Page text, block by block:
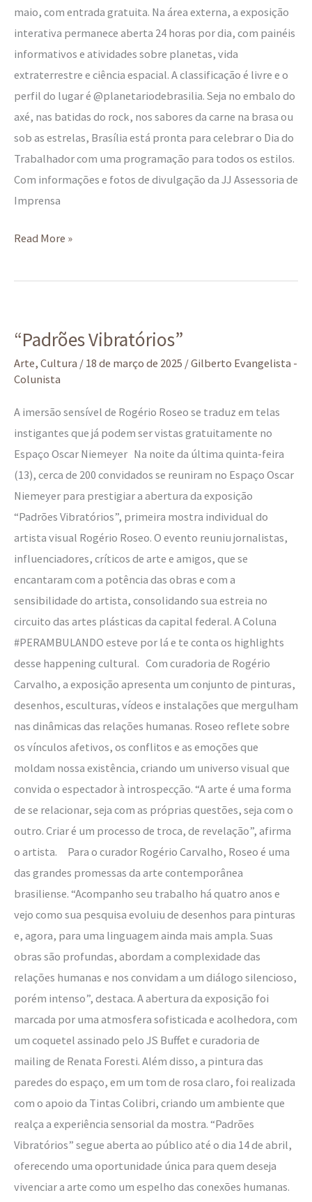
maio, com entrada gratuita. Na área externa, a exposição
interativa permanece aberta 24 horas por dia, com painéis
informativos e atividades sobre planetas, vida
extraterrestre e ciência espacial. A classificação é livre e o
perfil do lugar é @planetariodebrasilia. Seja no embalo do
axé, nas batidas do rock, nos sabores da carne na brasa ou
sob as estrelas, Brasília está pronta para celebrar o Dia do
Trabalhador com uma programação para todos os estilos.
Com informações e fotos de divulgação da JJ Assessoria de
Imprensa
Read More »
“Padrões Vibratórios”
Arte, Cultura / 18 de março de 2025 /Gilberto Evangelista -
Colunista
A imersão sensível de Rogério Roseo se traduz em telas
instigantes que já podem ser vistas gratuitamente no
Espaço Oscar Niemeyer Na noite da última quinta-feira
(13), cerca de 200 convidados se reuniram no Espaço Oscar
Niemeyer para prestigiar a abertura da exposição
“Padrões Vibratórios”, primeira mostra individual do
artista visual Rogério Roseo. O evento reuniu jornalistas,
influenciadores, críticos de arte e amigos, que se
encantaram com a potência das obras e com a
sensibilidade do artista, consolidando sua estreia no
circuito das artes plásticas da capital federal. A Coluna
#PERAMBULANDO esteve por lá e te conta os highlights
desse happening cultural. Com curadoria de Rogério
Carvalho, a exposição apresenta um conjunto de pinturas,
desenhos, esculturas, vídeos e instalações que mergulham
nas dinâmicas das relações humanas. Roseo reflete sobre
os vínculos afetivos, os conflitos e as emoções que
moldam nossa existência, criando um universo visual que
convida o espectador à introspecção. “A arte é uma forma
de se relacionar, seja com as próprias questões, seja com o
outro. Criar é um processo de troca, de revelação”, afirma
o artista. Para o curador Rogério Carvalho, Roseo é uma
das grandes promessas da arte contemporânea
brasiliense. “Acompanho seu trabalho há quatro anos e
vejo como sua pesquisa evoluiu de desenhos para pinturas
e, agora, para uma linguagem ainda mais ampla. Suas
obras são profundas, abordam a complexidade das
relações humanas e nos convidam a um diálogo silencioso,
porém intenso”, destaca. A abertura da exposição foi
marcada por uma atmosfera sofisticada e acolhedora, com
um coquetel assinado pelo JS Buffet e curadoria de
mailing de Renata Foresti. Além disso, a pintura das
paredes do espaço, em um tom de rosa claro, foi realizada
com o apoio da Tintas Colibri, criando um ambiente que
realça a experiência sensorial da mostra. “Padrões
Vibratórios” segue aberta ao público até o dia 14 de abril,
oferecendo uma oportunidade única para quem deseja
vivenciar a arte como um espelho das conexões humanas.
Vibratórios”